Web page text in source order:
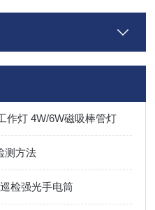
作灯 4W/6W磁吸棒管灯
测方法
检强光手电筒